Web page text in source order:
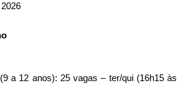
a 12 anos): 25 vagas – ter/qui (16h15 às